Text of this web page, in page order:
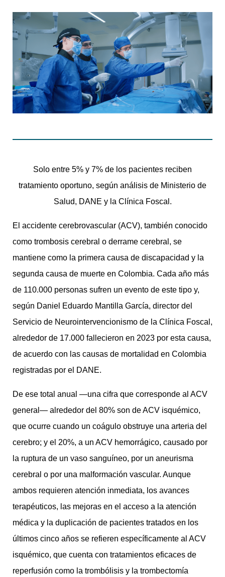
Solo entre 5% y 7% de los pacientes reciben
tratamiento oportuno, según análisis de Ministerio de
Salud, DANE y la Clínica Foscal.
El accidente cerebrovascular (ACV), también conocido
como trombosis cerebral o derrame cerebral, se
mantiene como la primera causa de discapacidad y la
segunda causa de muerte en Colombia. Cada año más
de 110.000 personas sufren un evento de este tipo y,
según Daniel Eduardo Mantilla García, director del
Servicio de Neurointervencionismo de la Clínica Foscal,
alrededor de 17.000 fallecieron en 2023 por esta causa,
de acuerdo con las causas de mortalidad en Colombia
registradas por el DANE.
De ese total anual —una cifra que corresponde al ACV
general— alrededor del 80% son de ACV isquémico,
que ocurre cuando un coágulo obstruye una arteria del
cerebro; y el 20%, a un ACV hemorrágico, causado por
la ruptura de un vaso sanguíneo, por un aneurisma
cerebral o por una malformación vascular. Aunque
ambos requieren atención inmediata, los avances
terapéuticos, las mejoras en el acceso a la atención
médica y la duplicación de pacientes tratados en los
últimos cinco años se refieren específicamente al ACV
isquémico, que cuenta con tratamientos eficaces de
reperfusión como la trombólisis y la trombectomía